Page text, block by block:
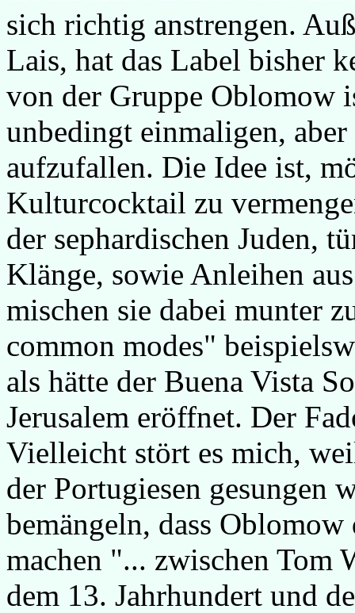
sich richtig anstrengen.
Lais, hat das Label bisher
von der Gruppe Oblomow
unbedingt einmaligen,
aufzufallen. Die Idee ist,
Kulturcocktail zu
der sephardischen Juden,
Klänge, sowie Anleihen
mischen sie dabei munter
common modes"
als hätte der Buena Vista
Jerusalem eröffnet. Der
Vielleicht stört es mich,
der Portugiesen gesungen
bemängeln, dass
machen "... zwischen Tom
dem 13. Jahrhundert und